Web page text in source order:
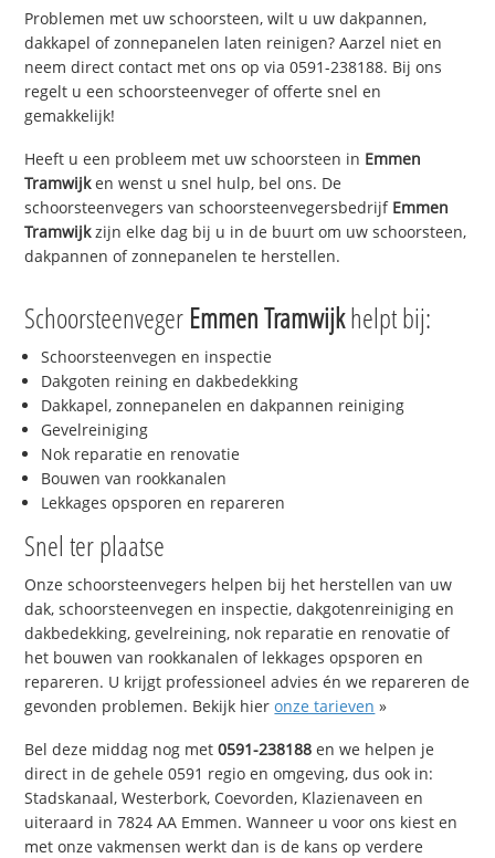
Problemen met uw schoorsteen, wilt u uw dakpannen,
dakkapel of zonnepanelen laten reinigen? Aarzel niet en
neem direct contact met ons op via 0591-238188. Bij ons
regelt u een schoorsteenveger of offerte snel en
gemakkelijk!
Heeft u een probleem met uw schoorsteen in Emmen
Tramwijken wenst u snel hulp, bel ons. De
schoorsteenvegers van schoorsteenvegersbedrijf Emmen
Tramwijkzijn elke dag bij u in de buurt om uw schoorsteen,
dakpannen of zonnepanelen te herstellen.
Schoorsteenveger Emmen Tramwijkhelpt bij:
Schoorsteenvegen en inspectie
Dakgoten reining en dakbedekking
Dakkapel, zonnepanelen en dakpannen reiniging
Gevelreiniging
Nok reparatie en renovatie
Bouwen van rookkanalen
Lekkages opsporen en repareren
Snel ter plaatse
Onze schoorsteenvegers helpen bij het herstellen van uw
dak, schoorsteenvegen en inspectie, dakgotenreiniging en
dakbedekking, gevelreining, nok reparatie en renovatie of
het bouwen van rookkanalen of lekkages opsporen en
repareren. U krijgt professioneel advies én we repareren de
gevonden problemen. Bekijk hieronze tarieven »
Bel deze middag nog met0591-238188 en we helpen je
direct in de gehele 0591 regio en omgeving, dus ook in:
Stadskanaal, Westerbork, Coevorden, Klazienaveen en
uiteraard in 7824 AA Emmen. Wanneer u voor ons kiest en
met onze vakmensen werkt dan is de kans op verdere